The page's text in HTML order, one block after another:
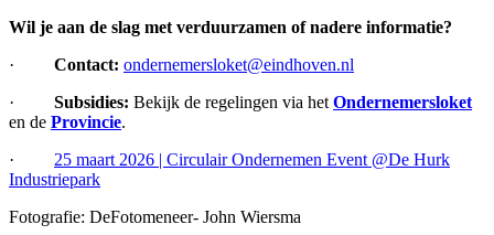
Wil je aan de slag met verduurzamen of nadere informatie?
· Contact: ondernemersloket@eindhoven.nl
· Subsidies: Bekijk de regelingen via het Ondernemersloket
en de Provincie.
· 25 maart 2026 | Circulair Ondernemen Event @De Hurk
Industriepark
Fotografie: DeFotomeneer- John Wiersma